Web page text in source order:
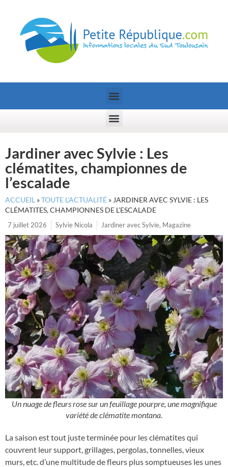
Jardiner avec Sylvie : Les
clématites, championnes de
l’escalade
ACCUEIL »TOUTE L’ACTUALITÉ » JARDINER AVEC SYLVIE : LES
CLÉMATITES, CHAMPIONNES DE L’ESCALADE
7 juillet 2026
Sylvie Nicola Jardiner avec Sylvie, Magazine
Un nuage de fleurs rose sur un feuillage pourpre, une magnifique
variété de clématite montana.
La saison est tout juste terminée pour les clématites qui
couvrent leur support, grillages, pergolas, tonnelles, vieux
murs, etc. d’une multitude de fleurs plus somptueuses les unes